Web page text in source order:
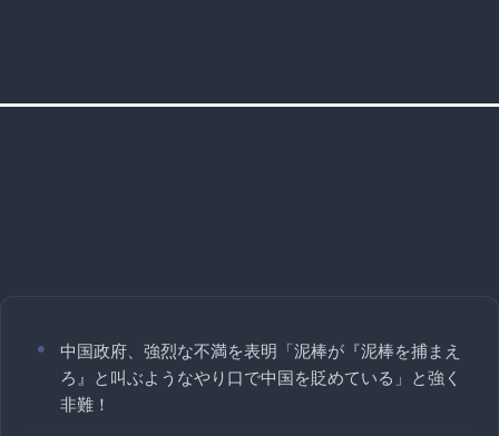
中国政府、強烈な不満を表明「泥棒が『泥棒を捕まえ
ろ』と叫ぶようなやり口で中国を貶めている」と強く
非難！